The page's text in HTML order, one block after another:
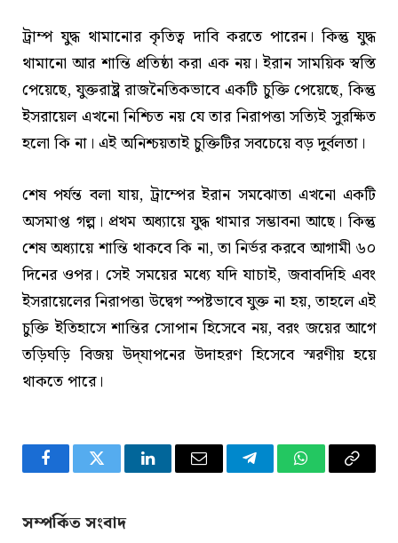
ট্রাম্প যুদ্ধ থামানোর কৃতিত্ব দাবি করতে পারেন। কিন্তু যুদ্ধ
থামানো আর শান্তি প্রতিষ্ঠা করা এক নয়। ইরান সাময়িক স্বস্তি
পেয়েছে, যুক্তরাষ্ট্র রাজনৈতিকভাবে একটি চুক্তি পেয়েছে, কিন্তু
ইসরায়েল এখনো নিশ্চিত নয় যে তার নিরাপত্তা সত্যিই সুরক্ষিত
হলো কি না। এই অনিশ্চয়তাই চুক্তিটির সবচেয়ে বড় দুর্বলতা।
শেষ পর্যন্ত বলা যায়, ট্রাম্পের ইরান সমঝোতা এখনো একটি
অসমাপ্ত গল্প। প্রথম অধ্যায়ে যুদ্ধ থামার সম্ভাবনা আছে। কিন্তু
শেষ অধ্যায়ে শান্তি থাকবে কি না, তা নির্ভর করবে আগামী ৬০
দিনের ওপর। সেই সময়ের মধ্যে যদি যাচাই, জবাবদিহি এবং
ইসরায়েলের নিরাপত্তা উদ্বেগ স্পষ্টভাবে যুক্ত না হয়, তাহলে এই
চুক্তি ইতিহাসে শান্তির সোপান হিসেবে নয়, বরং জয়ের আগে
তড়িঘড়ি বিজয় উদ্‌যাপনের উদাহরণ হিসেবে স্মরণীয় হয়ে
থাকতে পারে।
FacebookTwitter LinkedInEmail TelegramWhatsApp
Copy
সম্পর্কিত সংবাদ